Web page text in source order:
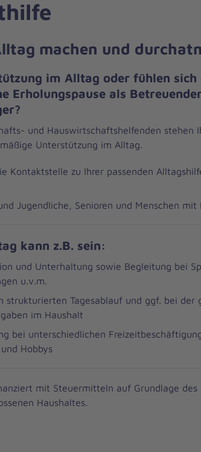
machen und
im Alltag oder fühlen sich
Erholungspause als
und Hauswirtschaftshelfenden stehen
Unterstützung im Alltag.
Kontaktstelle zu Ihrer passenden
Jugendliche, Senioren und Menschen mit
kann z.B. sein:
und Unterhaltung sowie Begleitung bei
u.v.m.
strukturierten Tagesablauf und ggf. bei der
im Haushalt
bei unterschiedlichen
Hobbys
mit Steuermitteln auf Grundlage des
Haushaltes.